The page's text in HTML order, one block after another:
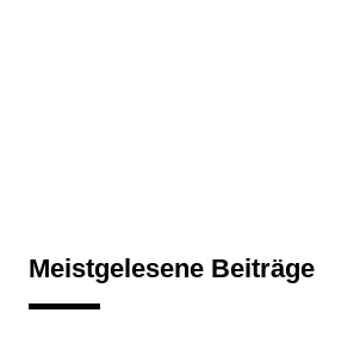
Meistgelesene Beiträge